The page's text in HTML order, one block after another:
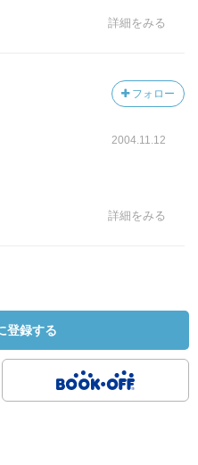
詳細をみる
フォロー
2004.11.12
詳細をみる
登録する